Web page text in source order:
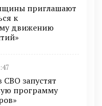
приглашают
к
движению
СВО запустят
программу